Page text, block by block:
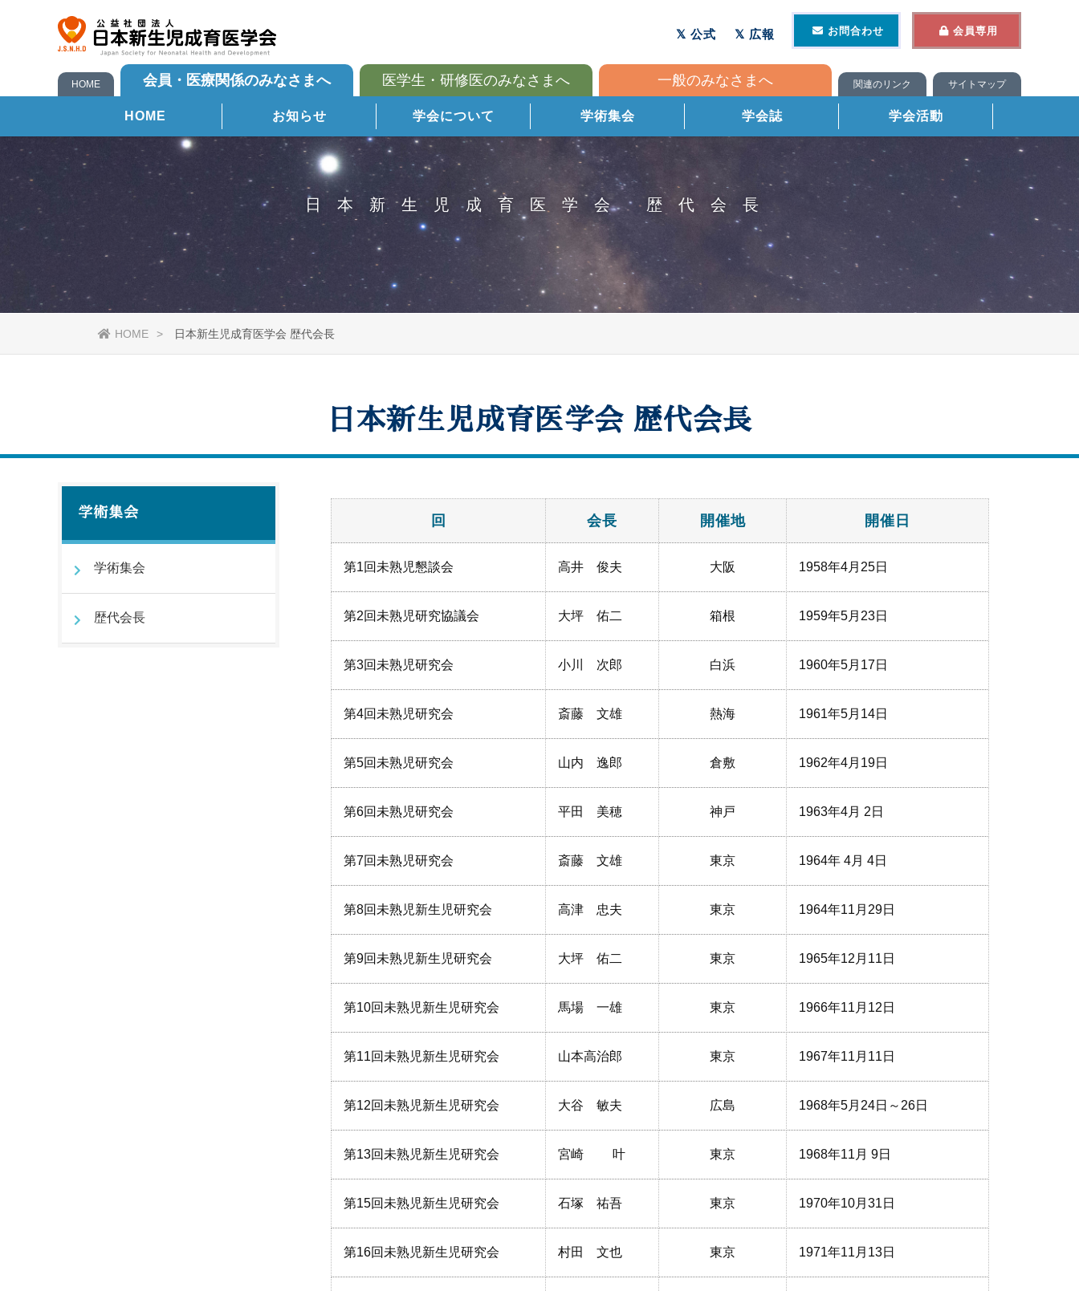
公式 広報 お問合わせ 会員専用
HOME 会員・医療関係のみなさまへ 医学生・研修医のみなさまへ 一般のみなさまへ 関連のリンク サイトマップ
HOME お知らせ 学会について 学術集会 学会誌 学会活動
日本新生児成育医学会 歴代会長
HOME 日本新生児成育医学会 歴代会長
日本新生児成育医学会 歴代会長
回 会長 開催地 開催日
第1回未熟児懇談会 高井 俊夫 大阪 1958年4月25日
第2回未熟児研究協議会 大坪 佑二 箱根 1959年5月23日
第3回未熟児研究会 小川 次郎 白浜 1960年5月17日
第4回未熟児研究会 斎藤 文雄 熱海 1961年5月14日
第5回未熟児研究会 山内 逸郎 倉敷 1962年4月19日
第6回未熟児研究会 平田 美穂 神戸 1963年4月 2日
第7回未熟児研究会 斎藤 文雄 東京 1964年 4月 4日
第8回未熟児新生児研究会 高津 忠夫 東京 1964年11月29日
第9回未熟児新生児研究会 大坪 佑二 東京 1965年12月11日
第10回未熟児新生児研究会 馬場 一雄 東京 1966年11月12日
第11回未熟児新生児研究会 山本高治郎 東京 1967年11月11日
第12回未熟児新生児研究会 大谷 敏夫 広島 1968年5月24日～26日
第13回未熟児新生児研究会 宮崎 叶 東京 1968年11月 9日
第15回未熟児新生児研究会 石塚 祐吾 東京 1970年10月31日
第16回未熟児新生児研究会 村田 文也 東京 1971年11月13日
学術集会
学術集会
歴代会長